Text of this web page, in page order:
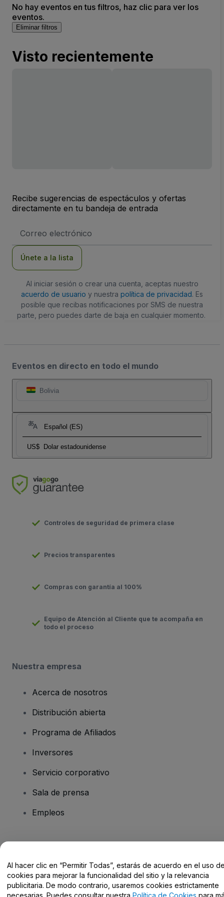
No hay eventos en tus filtros, haz clic para ver los
eventos.
Eliminar filtros
Visto recientemente
Recibe sugerencias de espectáculos y ofertas
directamente en tu bandeja de entrada
de
Únete a la lista
Al iniciar sesión o crear una cuenta, aceptas nuestro
acuerdo de usuario y nuestra política de privacidad. Es
posible que recibas notificaciones por SMS de nuestra
parte, pero puedes darte de baja en cualquier momento.
Eventos en directo en todo el mundo
Bolivia
Español (ES)
US$ Dolar estadounidense
Controles de seguridad de primera clase
Precios transparentes
Compras con garantía al 100%
Equipo de Atención al Cliente que te acompaña en
todo el proceso
Nuestra empresa
Acerca de nosotros
Distribución abierta
Programa de Afiliados
Inversores
Servicio corporativo
Sala de prensa
Empleos
Centro de Ayuda / Contacto
Al hacer clic en “Permitir Todas”, estarás de acuerdo en el uso
cookies para mejorar la funcionalidad del sitio y la relevancia
publicitaria. De modo contrario, usaremos cookies estrictamente
necesarias. Puedes consultar nuestra Política de Cookies para